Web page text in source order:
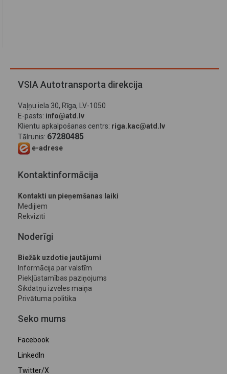
VSIA Autotransporta direkcija
Vaļņu iela 30, Rīga, LV-1050
E-pasts: info@atd.lv
Klientu apkalpošanas centrs: riga.kac@atd.lv
Tālrunis: 67280485
e-adrese
Kontaktinformācija
Kontakti un pieņemšanas laiki
Medijiem
Rekvizīti
Noderīgi
Biežāk uzdotie jautājumi
Informācija par valstīm
Piekļūstamības paziņojums
Sīkdatņu izvēles maiņa
Privātuma politika
Seko mums
Facebook
LinkedIn
Twitter/X